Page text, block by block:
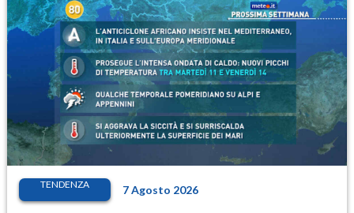
TENDENZA 7 Agosto 2026